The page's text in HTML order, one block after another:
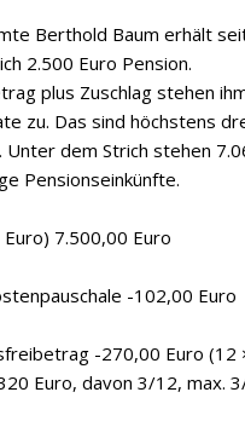
Berthold Baum erhält
2.500 Euro Pension.
plus Zuschlag stehen
zu. Das sind höchstens
Unter dem Strich stehen
Pensionseinkünfte.
7.500,00 Euro
-102,00 Euro
-270,00 Euro (12
Euro, davon 3/12, max.